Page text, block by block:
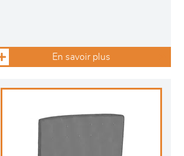
En savoir plus